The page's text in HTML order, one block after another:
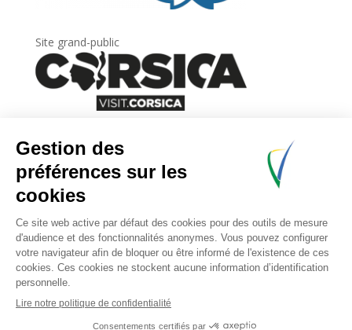
Site grand-public
Newsletter
Inscrivez-vous àla lettre d’information
l’Agence du tourisme de la Corse.